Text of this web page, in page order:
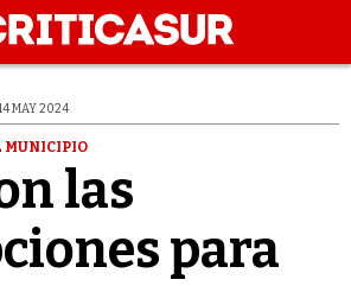
MAY 2024
MUNICIPIO
las
para